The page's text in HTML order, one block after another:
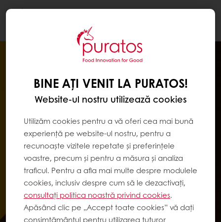
BINE AȚI VENIT LA PURATOS!
Website-ul nostru utilizează cookies
Utilizăm cookies pentru a vă oferi cea mai bună
experiență pe website-ul nostru, pentru a
recunoaște vizitele repetate și preferințele
voastre, precum și pentru a măsura și analiza
traficul. Pentru a afla mai multe despre modulele
cookies, inclusiv despre cum să le dezactivați,
consultați politica noastră privind cookies.
Apăsând clic pe „Accept toate cookies” vă dați
consimțământul pentru utilizarea tuturor